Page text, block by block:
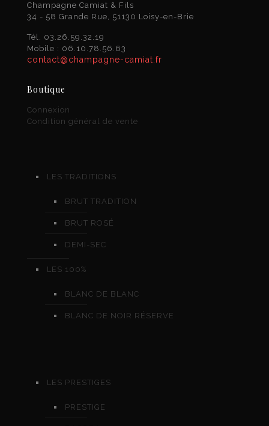
Champagne Camiat & Fils
34 - 58 Grande Rue, 51130 Loisy-en-Brie
Tél. 03.26.59.32.19
Mobile : 06.10.78.56.63
contact@champagne-camiat.fr
Boutique
Connexion
Condition général de vente
LES TRADITIONS
BRUT TRADITION
BRUT ROSÉ
DEMI-SEC
LES 100%
BLANC DE BLANC
BLANC DE NOIR RÉSERVE
LES PRESTIGES
PRESTIGE